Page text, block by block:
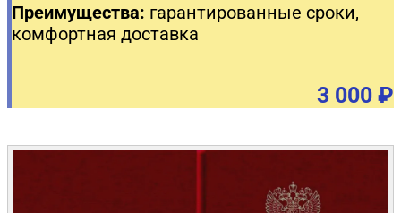
Преимущества: гарантированные сроки,
комфортная доставка
3 000 ₽